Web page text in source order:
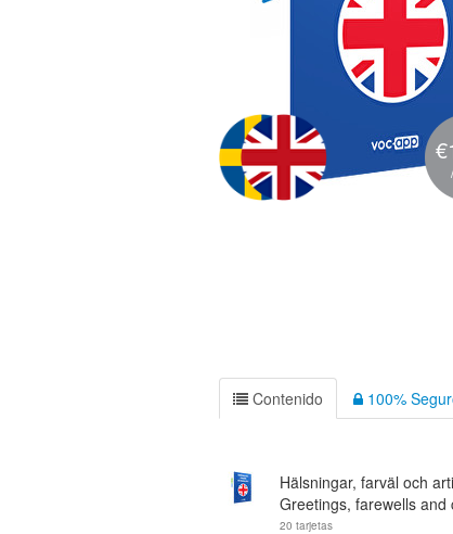
Contenido 100%
Hälsningar, farväl och
Greetings, farewells and
20 tarjetas